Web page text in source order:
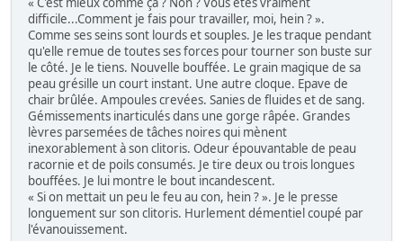
difficile...Comment je fais pour travailler, moi, hein ? ».
Comme ses seins sont lourds et souples. Je les traque pendant
qu'elle remue de toutes ses forces pour tourner son buste sur
le côté. Je le tiens. Nouvelle bouffée. Le grain magique de sa
peau grésille un court instant. Une autre cloque. Epave de
chair brûlée. Ampoules crevées. Sanies de fluides et de sang.
Gémissements inarticulés dans une gorge râpée. Grandes
lèvres parsemées de tâches noires qui mènent
inexorablement à son clitoris. Odeur épouvantable de peau
racornie et de poils consumés. Je tire deux ou trois longues
bouffées. Je lui montre le bout incandescent.
« Si on mettait un peu le feu au con, hein ? ». Je le presse
longuement sur son clitoris. Hurlement démentiel coupé par
l'évanouissement.